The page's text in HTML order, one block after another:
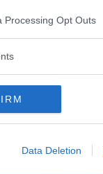
Processing Opt Outs
Data Deletion